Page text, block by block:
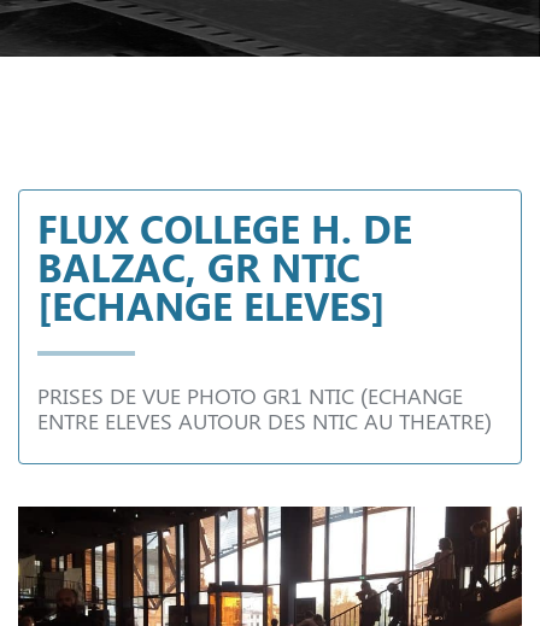
FLUX COLLEGE H. DE
BALZAC, GR NTIC
[ECHANGE ELEVES]
PRISES DE VUE PHOTO GR1 NTIC (ECHANGE
ENTRE ELEVES AUTOUR DES NTIC AU THEATRE)